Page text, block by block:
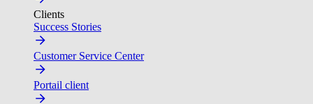
Clients
Success Stories
Customer Service Center
Portail client